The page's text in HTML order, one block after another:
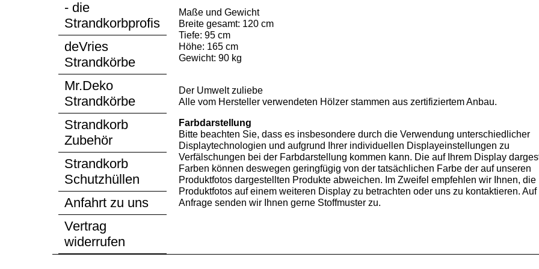
- die
Strandkorbprofis
deVries
Strandkörbe
Mr.Deko
Strandkörbe
Strandkorb
Zubehör
Strandkorb
Schutzhüllen
Anfahrt zu uns
Vertrag
widerrufen
Maße und Gewicht
Breite gesamt: 120 cm
Tiefe: 95 cm
Höhe: 165 cm
Gewicht: 90 kg
Der Umwelt zuliebe
Alle vom Hersteller verwendeten Hölzer stammen aus zertifiziertem Anbau.
Farbdarstellung
Bitte beachten Sie, dass es insbesondere durch die Verwendung unterschiedlicher
Displaytechnologien und aufgrund Ihrer individuellen Displayeinstellungen zu
Verfälschungen bei der Farbdarstellung kommen kann. Die auf Ihrem Display
Farben können deswegen geringfügig von der tatsächlichen Farbe der auf unseren
Produktfotos dargestellten Produkte abweichen. Im Zweifel empfehlen wir Ihnen, die
Produktfotos auf einem weiteren Display zu betrachten oder uns zu kontaktieren. Auf
Anfrage senden wir Ihnen gerne Stoffmuster zu.